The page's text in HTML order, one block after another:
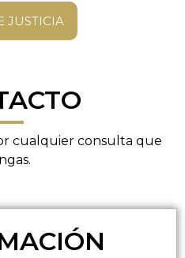
JUSTICIA
cualquier consulta que